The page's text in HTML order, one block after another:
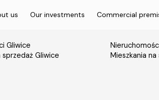
us Our investments Commercial
Gliwice
sprzedaż Gliwice
Mieszkania